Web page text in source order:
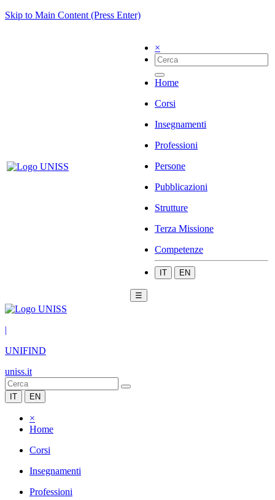
Skip to Main Content (Press Enter)
×
Home
Corsi
Insegnamenti
Professioni
Persone
Pubblicazioni
Strutture
Terza Missione
Competenze
IT EN
☰
|
UNIFIND
uniss.it
IT EN
×
Home
Corsi
Insegnamenti
Professioni